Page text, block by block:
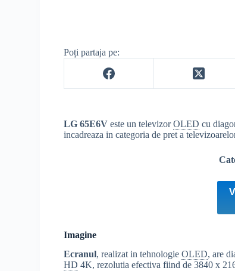
Poți partaja pe:
LG65E6V este un televizorOLED cu
incadreaza in categoria de pret a
Imagine
Ecranul, realizat in tehnologieOLED, are
HD 4K, rezolutia efectiva fiind de 3840 x